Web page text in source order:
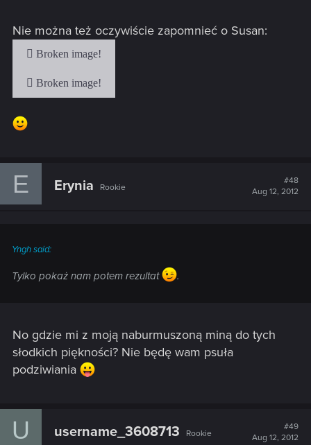
Nie można też oczywiście zapomnieć o Susan:
E Erynia Rookie
#48
Aug 12, 2012
Yngh said:
Tylko pokaż nam potem rezultat .
No gdzie mi z moją naburmuszoną miną do tych
słodkich piękności? Nie będę wam psuła
podziwiania
U username_3608713 Rookie
#49
Aug 12, 2012